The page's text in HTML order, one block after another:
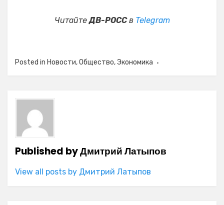
ЧитайтеДВ-РОССв Telegram
Posted in Новости,Общество,Экономика
Published byДмитрий Латыпов
View all posts by Дмитрий Латыпов